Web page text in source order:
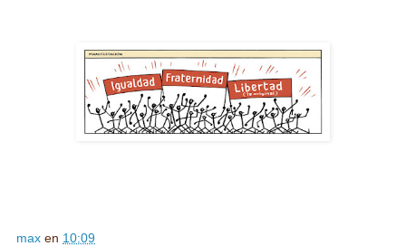
max en 10:09